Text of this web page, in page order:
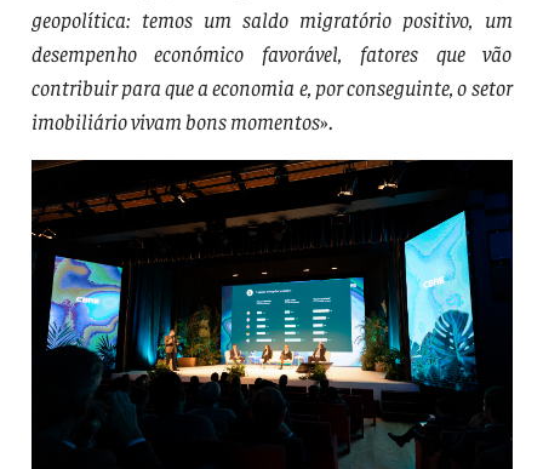
geopolítica: temos um saldo migratório positivo, um
desempenho económico favorável, fatores que vão
contribuir para que a economia e, por conseguinte, o setor
imobiliário vivam bons momentos».